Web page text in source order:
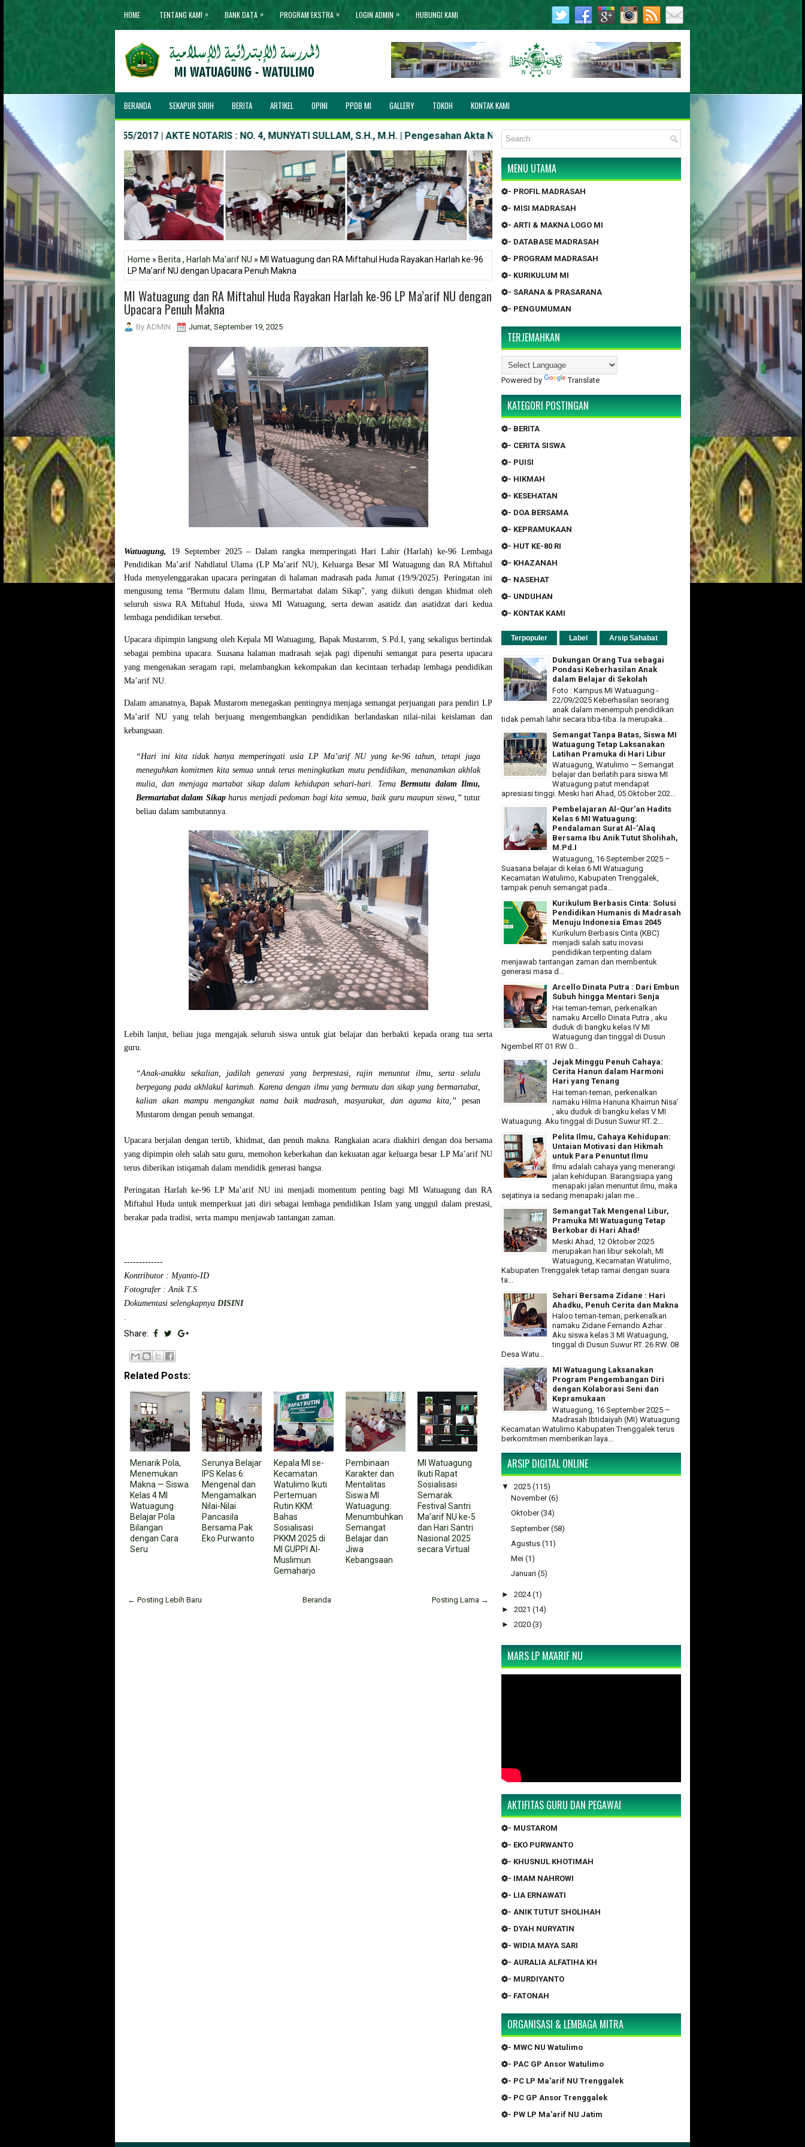
HOME TENTANG KAMI » BANK DATA » PROGRAM EKSTRA » LOGIN ADMIN » HUBUNGI KAMI
BERANDA SEKAPUR SIRIH BERITA ARTIKEL OPINI PPDB MI GALLERY TOKOH KONTAK KAMI
NO. : MIS/03.0055/2017 | AKTE NOTARIS : NO. 4, MUNYATI SULLAM, S.H., M.H. | Pengesahan Akta Notaris : AHU-119.AH.01.08.TAHUN 2013 / 26 JUNI 2013 | Tanggal Pendirian :
Home » Berita , Harlah Ma'arif NU » MI Watuagung dan RA Miftahul Huda Rayakan Harlah ke-96
LP Ma’arif NU dengan Upacara Penuh Makna
MI Watuagung dan RA Miftahul Huda Rayakan Harlah ke-96 LP Ma’arif NU dengan
Upacara Penuh Makna
By ADMIN Jumat, September 19, 2025
Watuagung, 19 September 2025 – Dalam rangka memperingati Hari Lahir (Harlah) ke-96 Lembaga
Pendidikan Ma’arif Nahdlatul Ulama (LP Ma’arif NU), Keluarga Besar MI Watuagung dan RA Miftahul
Huda menyelenggarakan upacara peringatan di halaman madrasah pada Jumat (19/9/2025). Peringatan ini
mengusung tema“Bermutu dalam Ilmu, Bermartabat dalam Sikap”, yang diikuti dengan khidmat oleh
seluruh siswa RA Miftahul Huda, siswa MI Watuagung, serta dewan asatidz dan asatidzat dari kedua
lembaga pendidikan tersebut.
Upacara dipimpin langsung oleh Kepala MI Watuagung, Bapak Mustarom, S.Pd.I, yang sekaligus bertindak
sebagai pembina upacara. Suasana halaman madrasah sejak pagi dipenuhi semangat para peserta upacara
yang mengenakan seragam rapi, melambangkan kekompakan dan kecintaan terhadap lembaga pendidikan
Ma’arif NU.
Dalam amanatnya, Bapak Mustarom menegaskan pentingnya menjaga semangat perjuangan para pendiri LP
Ma’arif NU yang telah berjuang mengembangkan pendidikan berlandaskan nilai-nilai keislaman dan
kebangsaan.
“Hari ini kita tidak hanya memperingati usia LP Ma’arif NU yang ke-96 tahun, tetapi juga
meneguhkan komitmen kita semua untuk terus meningkatkan mutu pendidikan, menanamkan akhlak
mulia, dan menjaga martabat sikap dalam kehidupan sehari-hari. TemaBermutu dalam Ilmu,
Bermartabat dalam Sikapharus menjadi pedoman bagi kita semua, baik guru maupun siswa,”tutur
beliau dalam sambutannya.
Lebih lanjut, beliau juga mengajak seluruh siswa untuk giat belajar dan berbakti kepada orang tua serta
guru.
“Anak-anakku sekalian, jadilah generasi yang berprestasi, rajin menuntut ilmu, serta selalu
berpegang pada akhlakul karimah. Karena dengan ilmu yang bermutu dan sikap yang bermartabat,
kalian akan mampu mengangkat nama baik madrasah, masyarakat, dan agama kita,” pesan
Mustarom dengan penuh semangat.
Upacara berjalan dengan tertib, khidmat, dan penuh makna. Rangkaian acara diakhiri dengan doa bersama
yang dipimpin oleh salah satu guru, memohon keberkahan dan kekuatan agar keluarga besar LP Ma’arif NU
terus diberikan istiqamah dalam mendidik generasi bangsa.
Peringatan Harlah ke-96 LP Ma’arif NU ini menjadi momentum penting bagi MI Watuagung dan RA
Miftahul Huda untuk memperkuat jati diri sebagai lembaga pendidikan Islam yang unggul dalam prestasi,
berakar pada tradisi, serta mampu menjawab tantangan zaman.
-------------
Kontributor : Myanto-ID
Fotografer : Anik T.S
Dokumentasi selengkapnya DISINI
.
Share:
Related Posts:
Menarik Pola,
Menemukan
Makna — Siswa
Kelas 4 MI
Watuagung
Belajar Pola
Bilangan
dengan Cara
Seru
Serunya Belajar
IPS Kelas 6:
Mengenal dan
Mengamalkan
Nilai-Nilai
Pancasila
Bersama Pak
Eko Purwanto
Kepala MI se-
Kecamatan
Watulimo Ikuti
Pertemuan
Rutin KKM:
Bahas
Sosialisasi
PKKM 2025 di
MI GUPPI Al-
Muslimun
Gemaharjo
Pembinaan
Karakter dan
Mentalitas
Siswa MI
Watuagung:
Menumbuhkan
Semangat
Belajar dan
Jiwa
Kebangsaan
MI Watuagung
Ikuti Rapat
Sosialisasi
Semarak
Festival Santri
Ma’arif NU ke-5
dan Hari Santri
Nasional 2025
secara Virtual
← Posting Lebih Baru Posting Lama →
Beranda
MENU UTAMA
- PROFIL MADRASAH
- MISI MADRASAH
- ARTI & MAKNA LOGO MI
- DATABASE MADRASAH
- PROGRAM MADRASAH
- KURIKULUM MI
- SARANA & PRASARANA
- PENGUMUMAN
TERJEMAHKAN
Powered by Translate
KATEGORI POSTINGAN
- BERITA
- CERITA SISWA
- PUISI
- HIKMAH
- KESEHATAN
- DOA BERSAMA
- KEPRAMUKAAN
- HUT KE-80 RI
- KHAZANAH
- NASEHAT
- UNDUHAN
- KONTAK KAMI
Terpopuler Label Arsip Sahabat
Dukungan Orang Tua sebagai
Pondasi Keberhasilan Anak
dalam Belajar di Sekolah
Foto : Kampus MI Watuagung -
22/09/2025 Keberhasilan seorang
anak dalam menempuh pendidikan
tidak pernah lahir secara tiba-tiba. Ia merupaka...
Semangat Tanpa Batas, Siswa MI
Watuagung Tetap Laksanakan
Latihan Pramuka di Hari Libur
Watuagung, Watulimo — Semangat
belajar dan berlatih para siswa MI
Watuagung patut mendapat
apresiasi tinggi. Meski hari Ahad, 05 Oktober 202...
Pembelajaran Al-Qur’an Hadits
Kelas 6 MI Watuagung:
Pendalaman Surat Al-‘Alaq
Bersama Ibu Anik Tutut Sholihah,
M.Pd.I
Watuagung, 16 September 2025 –
Suasana belajar di kelas 6 MI Watuagung
Kecamatan Watulimo, Kabupaten Trenggalek,
tampak penuh semangat pada...
Kurikulum Berbasis Cinta: Solusi
Pendidikan Humanis di Madrasah
Menuju Indonesia Emas 2045
Kurikulum Berbasis Cinta (KBC)
menjadi salah satu inovasi
pendidikan terpenting dalam
menjawab tantangan zaman dan membentuk
generasi masa d...
Arcello Dinata Putra : Dari Embun
Subuh hingga Mentari Senja
Hai teman-teman, perkenalkan
namaku Arcello Dinata Putra , aku
duduk di bangku kelas IV MI
Watuagung dan tinggal di Dusun
Ngembel RT 01 RW 0...
Jejak Minggu Penuh Cahaya:
Cerita Hanun dalam Harmoni
Hari yang Tenang
Hai teman-teman, perkenalkan
namaku Hilma Hanuna Khairrun Nisa’
, aku duduk di bangku kelas V MI
Watuagung. Aku tinggal di Dusun Suwur RT. 2...
Pelita Ilmu, Cahaya Kehidupan:
Untaian Motivasi dan Hikmah
untuk Para Penuntut Ilmu
Ilmu adalah cahaya yang menerangi
jalan kehidupan. Barangsiapa yang
menapaki jalan menuntut ilmu, maka
sejatinya ia sedang menapaki jalan me...
Semangat Tak Mengenal Libur,
Pramuka MI Watuagung Tetap
Berkobar di Hari Ahad!
Meski Ahad, 12 Oktober 2025
merupakan hari libur sekolah, MI
Watuagung, Kecamatan Watulimo,
Kabupaten Trenggalek tetap ramai dengan suara
ta...
Sehari Bersama Zidane : Hari
Ahadku, Penuh Cerita dan Makna
Haloo teman-teman, perkenalkan
namaku Zidane Fernando Azhar .
Aku siswa kelas 3 MI Watuagung,
tinggal di Dusun Suwur RT. 26 RW. 08
Desa Watu...
MI Watuagung Laksanakan
Program Pengembangan Diri
dengan Kolaborasi Seni dan
Kepramukaan
Watuagung, 16 September 2025 –
Madrasah Ibtidaiyah (MI) Watuagung
Kecamatan Watulimo Kabupaten Trenggalek terus
berkomitmen memberikan laya...
ARSIP DIGITAL ONLINE
▼ 2025 (115)
November (6)
Oktober (34)
September (58)
Agustus (11)
Mei (1)
Januari (5)
► 2024 (1)
► 2021 (14)
► 2020 (3)
MARS LP MA'ARIF NU
AKTIFITAS GURU DAN PEGAWAI
- MUSTAROM
- EKO PURWANTO
- KHUSNUL KHOTIMAH
- IMAM NAHROWI
- LIA ERNAWATI
- ANIK TUTUT SHOLIHAH
- DYAH NURYATIN
- WIDIA MAYA SARI
- AURALIA ALFATIHA KH
- MURDIYANTO
- FATONAH
ORGANISASI & LEMBAGA MITRA
- MWC NU Watulimo
- PAC GP Ansor Watulimo
- PC LP Ma'arif NU Trenggalek
- PC GP Ansor Trenggalek
- PW LP Ma'arif NU Jatim